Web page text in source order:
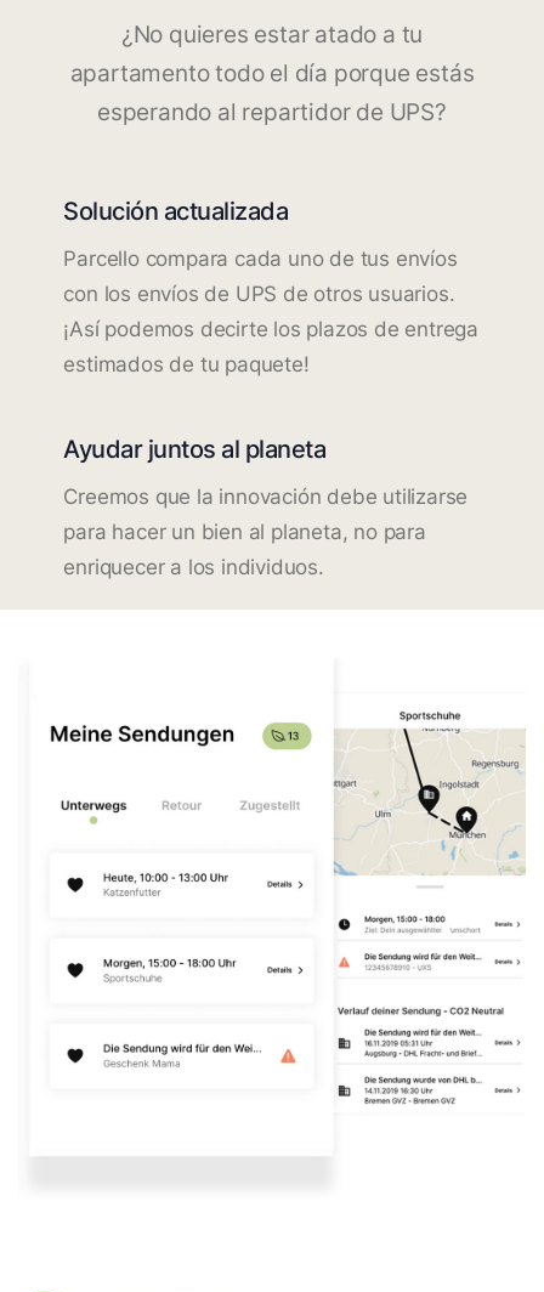
¿No quieres estar atado a tu
apartamento todo el día porque estás
esperando al repartidor de UPS?
Solución actualizada
Parcello compara cada uno de tus envíos
con los envíos de UPS de otros usuarios.
¡Así podemos decirte los plazos de entrega
estimados de tu paquete!
Ayudar juntos al planeta
Creemos que la innovación debe utilizarse
para hacer un bien al planeta, no para
enriquecer a los individuos.